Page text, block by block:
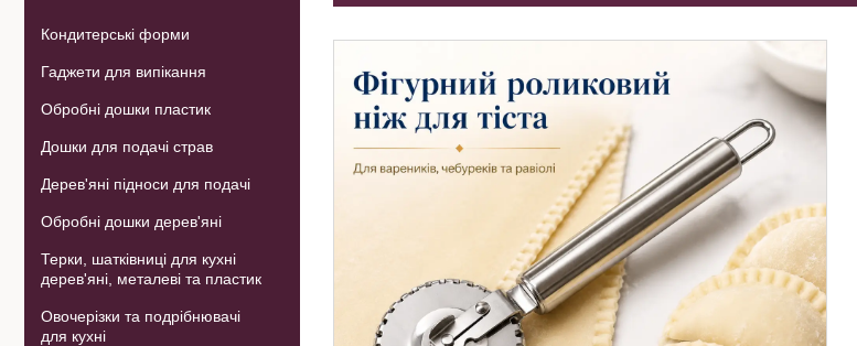
Кондитерські форми
Гаджети для випікання
Обробні дошки пластик
Дошки для подачі страв
Дерев'яні підноси для подачі
Обробні дошки дерев'яні
Терки, шатківниці для кухні
дерев'яні, металеві та пластик
Овочерізки та подрібнювачі
для кухні